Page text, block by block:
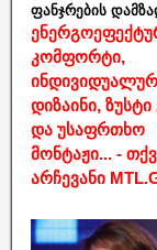
ფანჯრების
კომფორტი,
დიზაინი, ზუსტი
და უსაფრთხო
მონტაჟი... -
არჩევანი